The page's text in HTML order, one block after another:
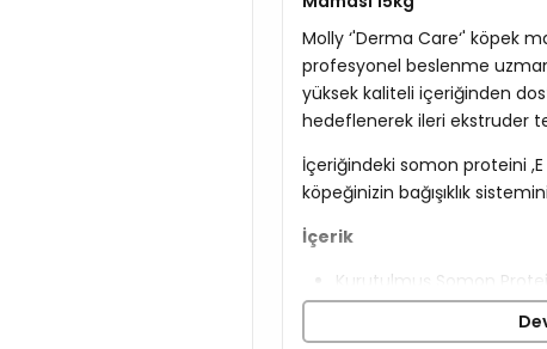
Molly ‘'Derma Care‘' köpek
profesyonel beslenme
yüksek kaliteli içeriğinden
hedeflenerek ileri ekstruder
İçeriğindeki somon proteini
köpeğinizin bağışıklık
İçerik
Kurutulmuş Somon
Baldo Pirinç
Mısır